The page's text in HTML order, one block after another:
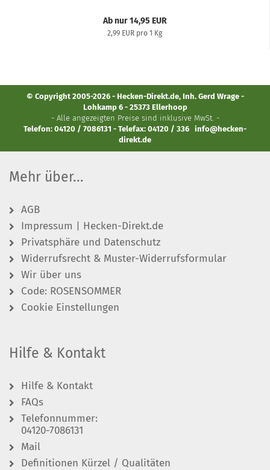
Ab nur 14,95 EUR
2,99 EUR pro 1 Kg
© Copyright 2005-2026 - Hecken-Direkt.de, Inh. Gerd Wrage -
Lohkamp 6 - 25373 Ellerhoop
- Alle angezeigten Preise sind inklusive MwSt. -
Telefon: 04120 / 7086131 - Telefax: 04120 / 336 info@hecken-
direkt.de
Mehr über...
AGB
Impressum | Hecken-Direkt.de
Privatsphäre und Datenschutz
Widerrufsrecht & Muster-Widerrufsformular
Wir über uns
Code: ROSENSOMMER
Cookie Einstellungen
Hilfe & Kontakt
Hilfe & Kontakt
FAQs
Telefonnummer:
04120-7086131
Mail
Definitionen Kürzel / Qualitäten